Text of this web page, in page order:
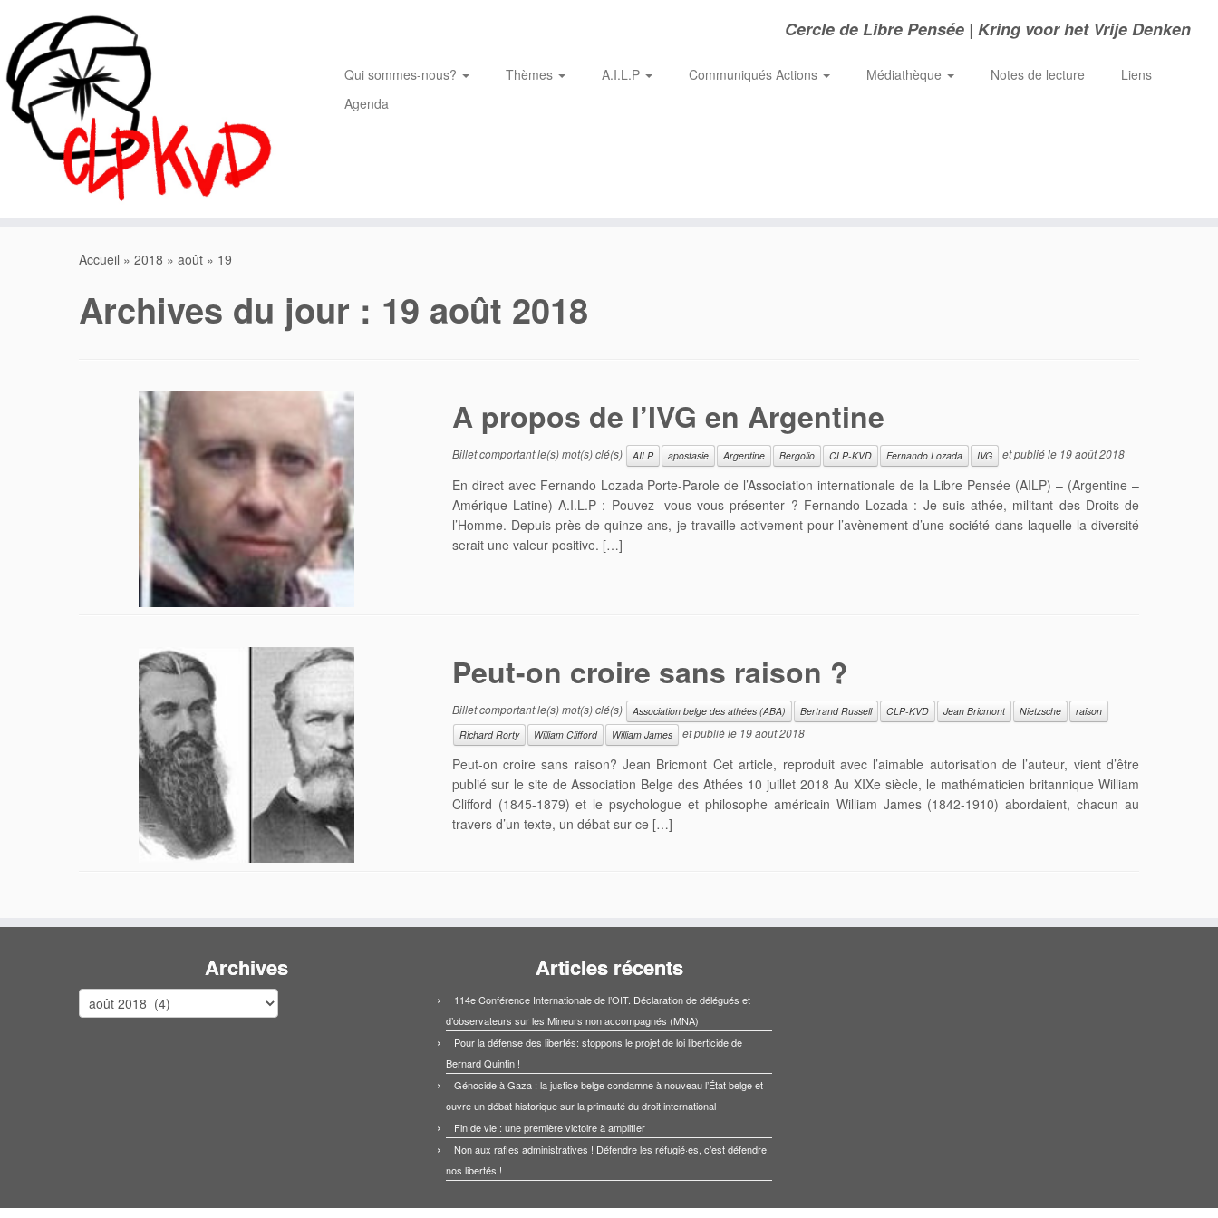
contenu
Cercle de Libre Pensée | Kring voor het Vrije Denken
Qui sommes-nous? Thèmes A.I.L.P Communiqués Actions Médiathèque Notes de lecture
Liens
Agenda
Accueil » 2018 » août » 19
Archives du jour : 19 août 2018
A propos de l’IVG en Argentine
Billet comportant le(s) mot(s) clé(s) AILP apostasie Argentine Bergolio CLP-KVD Fernando Lozada IVG et publié le 19 août 2018
En direct avec Fernando Lozada Porte-Parole de l’Association internationale de la Libre Pensée (AILP) – (Argentine –
Amérique Latine) A.I.L.P : Pouvez- vous vous présenter ? Fernando Lozada : Je suis athée, militant des Droits de
l’Homme. Depuis près de quinze ans, je travaille activement pour l’avènement d’une société dans laquelle la diversité
serait une valeur positive. […]
Peut-on croire sans raison ?
Billet comportant le(s) mot(s) clé(s) Association belge des athées (ABA) Bertrand Russell CLP-KVD Jean Bricmont Nietzsche
raison
Richard Rorty
William Clifford William James et publié le 19 août 2018
Peut-on croire sans raison? Jean Bricmont Cet article, reproduit avec l’aimable autorisation de l’auteur, vient d’être
publié sur le site de Association Belge des Athées 10 juillet 2018 Au XIXe siècle, le mathématicien britannique William
Clifford (1845-1879) et le psychologue et philosophe américain William James (1842-1910) abordaient, chacun au
travers d’un texte, un débat sur ce […]
Archives
Archives
Articles récents
114e Conférence Internationale de l’OIT. Déclaration de délégués et
d’observateurs sur les Mineurs non accompagnés (MNA)
Pour la défense des libertés: stoppons le projet de loi liberticide de
Bernard Quintin !
Génocide à Gaza : la justice belge condamne à nouveau l’État belge et
ouvre un débat historique sur la primauté du droit international
Fin de vie : une première victoire à amplifier
Non aux rafles administratives ! Défendre les réfugié·es, c’est défendre
nos libertés !